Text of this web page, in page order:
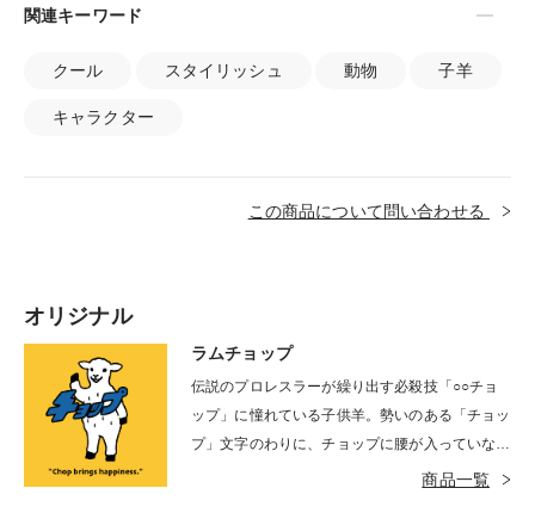
関連キーワード
クール スタイリッシュ 動物 子羊
キャラクター
この商品について問い合わせる
オリジナル
ラムチョップ
伝説のプロレスラーが繰り出す必殺技「○○チョ
ップ」に憧れている子供羊。勢いのある「チョッ
プ」文字のわりに、チョップに腰が入っていない
のは、彼が小学生１−２年生くらいだから。時と
商品一覧